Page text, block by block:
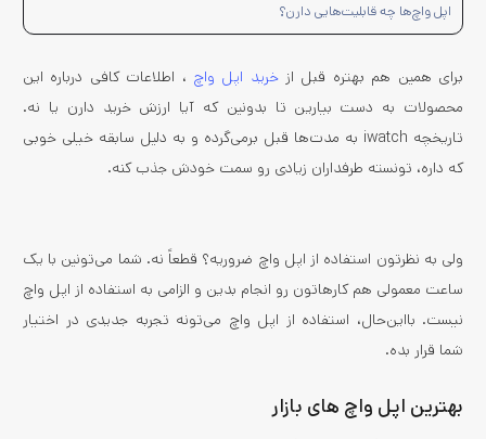
اپل واچ‌ها چه قابلیت‌هایی دارن؟
برای همین هم بهتره قبل ازخرید اپل واچ ، اطلاعات کافی درباره این
محصولات به دست بیارین تا بدونین که آیا ارزش خرید دارن یا نه.
تاریخچه iwatch به مدت‌ها قبل برمی‌گرده و به دلیل سابقه خیلی خوبی
که داره، تونسته طرفداران زیادی رو سمت خودش جذب کنه.
ولی به نظرتون استفاده از اپل واچ ضروریه؟ قطعاً نه. شما می‌تونین با یک
ساعت معمولی هم کارهاتون رو انجام بدین و الزامی به استفاده از اپل واچ
نیست. بااین‌حال، استفاده از اپل واچ می‌تونه تجربه جدیدی در اختیار
شما قرار بده.
بهترین اپل واچ های بازار